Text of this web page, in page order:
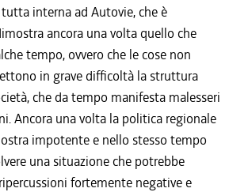
interna ad Autovie, che è
ancora una volta quello che
tempo, ovvero che le cose non
in grave difficoltà la struttura
che da tempo manifesta malesseri
Ancora una volta la politica regionale
impotente e nello stesso tempo
una situazione che potrebbe
fortemente negative e